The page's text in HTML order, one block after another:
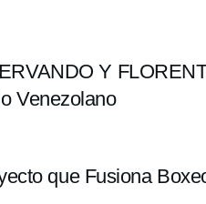
Y
Venezolano
que Fusiona